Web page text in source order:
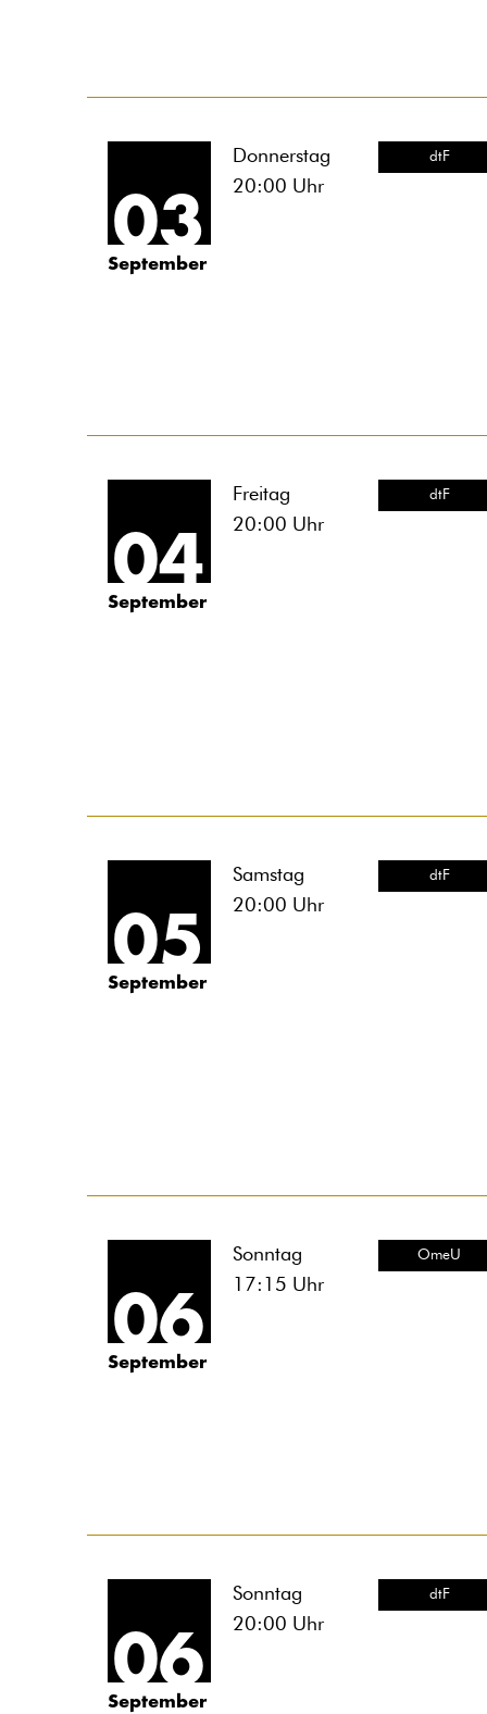
03
September
Donnerstag
20:00 Uhr
dtF
04
September
Freitag
20:00 Uhr
dtF
05
September
Samstag
20:00 Uhr
dtF
06
September
Sonntag
17:15 Uhr
OmeU
06
September
Sonntag
20:00 Uhr
dtF